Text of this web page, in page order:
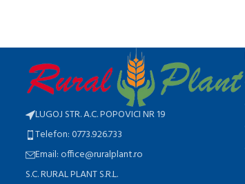
LUGOJ STR. A.C. POPOVICI NR 19
Telefon: 0773.926.733
Email: office@ruralplant.ro
S.C. RURAL PLANT S.R.L.